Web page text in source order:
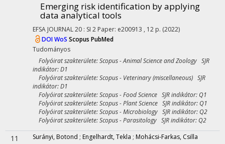
Emerging risk identification by applying
data analytical tools
EFSA JOURNAL20 : SI 2 Paper: e200913 , 12 p. (2022)
DOIWoS Scopus PubMed
Tudományos
Folyóirat szakterülete: Scopus - Animal Science and Zoology SJR
indikátor: D1
Folyóirat szakterülete: Scopus - Veterinary (miscellaneous) SJR
indikátor: D1
Folyóirat szakterülete: Scopus - Food Science SJR indikátor: Q1
Folyóirat szakterülete: Scopus - Plant Science SJR indikátor: Q1
Folyóirat szakterülete: Scopus - Microbiology SJR indikátor: Q2
Folyóirat szakterülete: Scopus - Parasitology SJR indikátor: Q2
11 Surányi, Botond ; Engelhardt, Tekla ; Mohácsi-Farkas, Csilla